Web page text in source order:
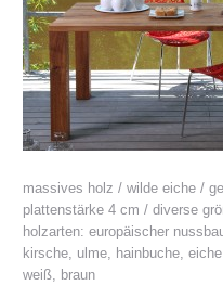
massives holz / wilde eiche /
plattenstärke 4 cm / diverse
holzarten: europäischer
kirsche, ulme, hainbuche,
weiß, braun